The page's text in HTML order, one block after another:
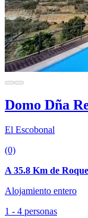
Domo Dña
El Escobonal
(0)
A 35.8 Km de
Alojamiento entero
1 - 4 personas